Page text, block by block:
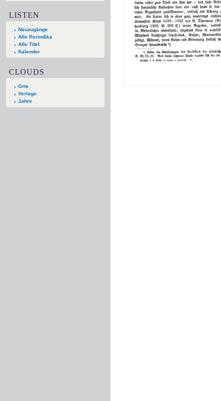
LISTEN
Neuzugänge
Alle Periodika
Alle Titel
Kalender
CLOUDS
Orte
Verlage
Jahre